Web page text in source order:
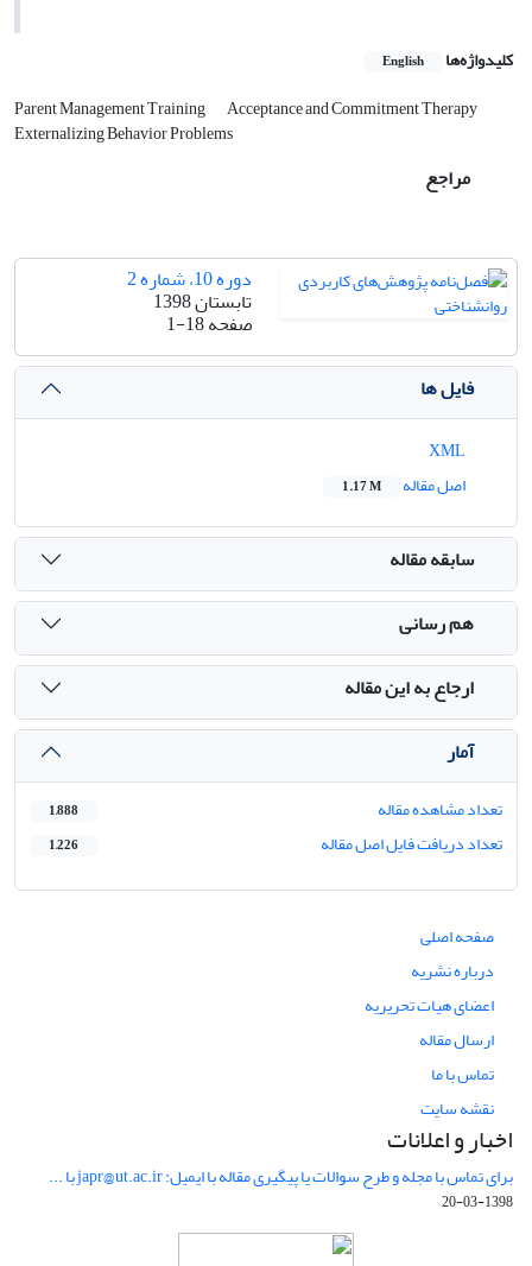
کلیدواژه‌ها English
Parent Management Training Acceptance and Commitment Therapy
Externalizing Behavior Problems
مراجع
دوره 10، شماره 2
تابستان 1398
صفحه1-18
فایل ها
اصل مقاله
1.17 M
سابقه مقاله
هم رسانی
ارجاع به این مقاله
آمار
تعداد مشاهده مقاله 1,888
تعداد دریافت فایل اصل مقاله 1,226
صفحه اصلی
درباره نشریه
اعضای هیات تحریریه
ارسال مقاله
تماس با ما
نقشه سایت
اخبار و اعلانات
برای تماس با مجله و طرح سوالات یا پیگیری مقاله با ایمیل: japr@ut.ac.ir با ...
1398-03-20